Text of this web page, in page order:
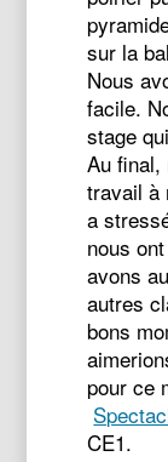
sur la
Nous
facile.
stage
Au final,
travail à
a
nous
avons
autres
bons
pour ce
CE1.